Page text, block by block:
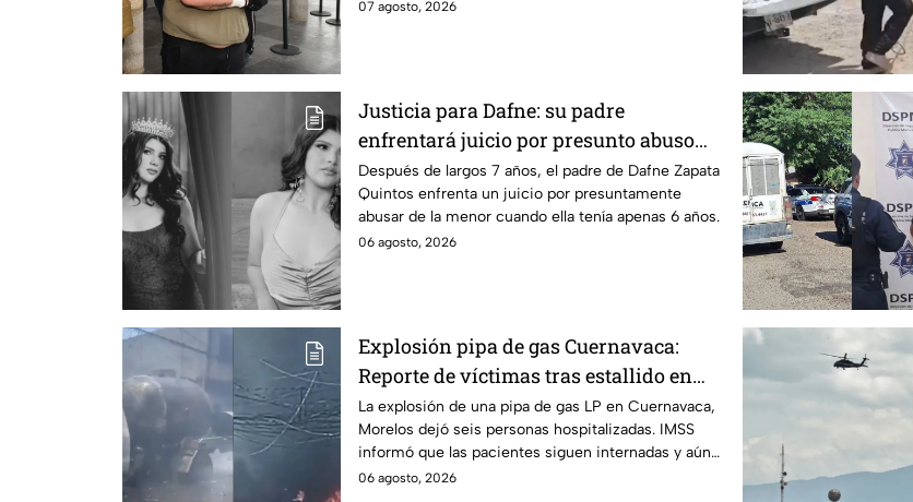
07 agosto, 2026
Justicia para Dafne: su padre
enfrentará juicio por presunto abuso
cometido en 2019 en Tamaulipas
Después de largos 7 años, el padre de Dafne Zapata
Quintos enfrenta un juicio por presuntamente
abusar de la menor cuando ella tenía apenas 6 años.
06 agosto, 2026
Explosión pipa de gas Cuernavaca:
Reporte de víctimas tras estallido en
Morelos
La explosión de una pipa de gas LP en Cuernavaca,
Morelos dejó seis personas hospitalizadas. IMSS
informó que las pacientes siguen internadas y aún
no hay parte médico.
06 agosto, 2026